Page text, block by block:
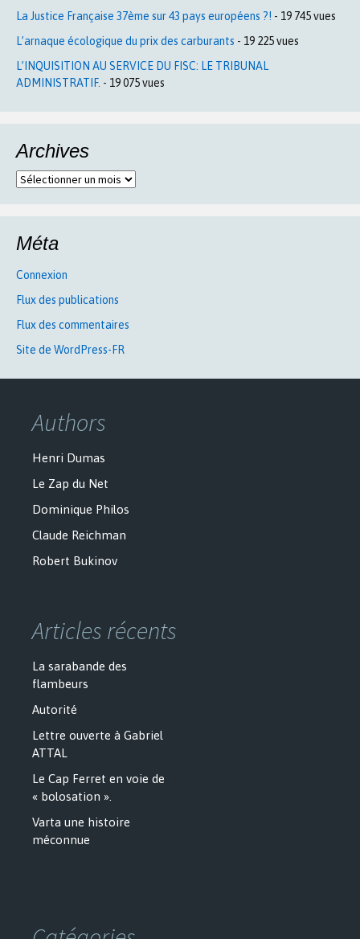
La Justice Française 37ème sur 43 pays européens ?! - 19 745 vues
L’arnaque écologique du prix des carburants - 19 225 vues
L’INQUISITION AU SERVICE DU FISC: LE TRIBUNAL
ADMINISTRATIF. - 19 075 vues
Archives
Archives
Méta
Connexion
Flux des publications
Flux des commentaires
Site de WordPress-FR
Authors
Henri Dumas
Le Zap du Net
Dominique Philos
Claude Reichman
Robert Bukinov
Articles récents
La sarabande des
flambeurs
Autorité
Lettre ouverte à Gabriel
ATTAL
Le Cap Ferret en voie de
« bolosation ».
Varta une histoire
méconnue